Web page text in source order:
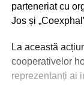
parteneriat cu
Jos și
La această
cooperativelor
reprezentanți ai